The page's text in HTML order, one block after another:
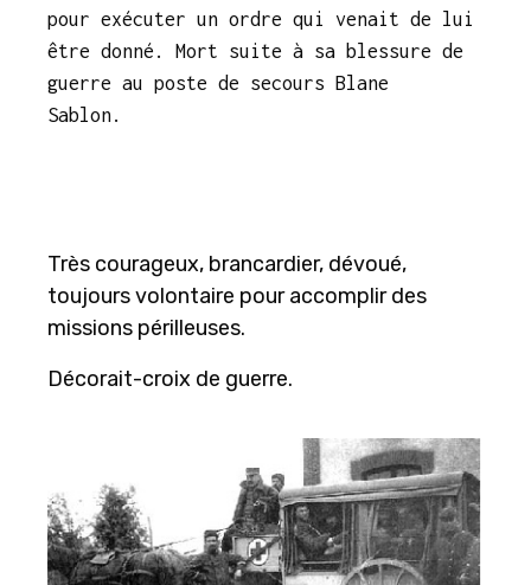
pour exécuter un ordre qui venait de lui
être donné. Mort suite à sa blessure de
guerre au poste de secours Blane
Sablon.
Très courageux, brancardier, dévoué,
toujours volontaire pour accomplir des
missions périlleuses.
Décorait-croix de guerre.